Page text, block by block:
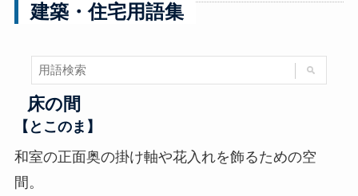
建築・住宅用語集
床の間
【とこのま】
和室の正面奥の掛け軸や花入れを飾るための空
間。